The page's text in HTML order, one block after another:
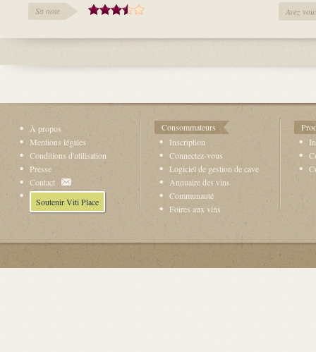
Sa note Avez
À propos
Mentions légales
Conditions d'utilisation
Presse
Contact
Soutenir Viti Place
Consommateurs
Inscription
Connectez-vous
Logiciel de gestion de cave
Annuaire des vins
Communauté
Foires aux vins